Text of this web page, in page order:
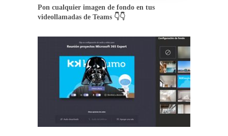
Pon cualquier imagen de fondo en tus
videollamadas de Teams 👇👇